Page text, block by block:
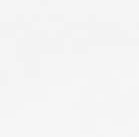
弊社による輸送
代行業者により
事前のお打ち合